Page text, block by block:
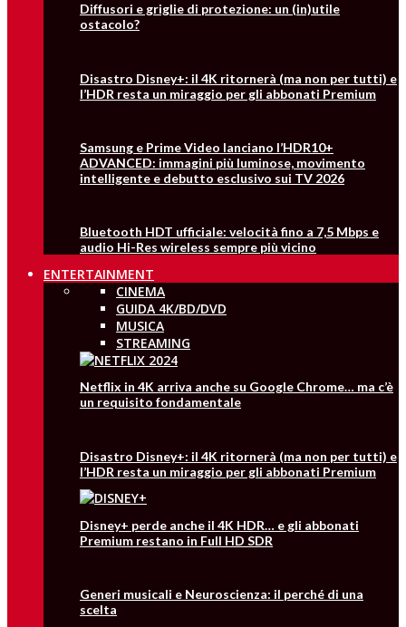
Diffusori e griglie di protezione: un (in)utile
ostacolo?
Disastro Disney+: il 4K ritornerà (ma non per tutti) e
l’HDR resta un miraggio per gli abbonati Premium
Samsung e Prime Video lanciano l’HDR10+
ADVANCED: immagini più luminose, movimento
intelligente e debutto esclusivo sui TV 2026
Bluetooth HDT ufficiale: velocità fino a 7,5 Mbps e
audio Hi-Res wireless sempre più vicino
ENTERTAINMENT
CINEMA
GUIDA 4K/BD/DVD
MUSICA
STREAMING
Netflix in 4K arriva anche su Google Chrome… ma c’è
un requisito fondamentale
Disastro Disney+: il 4K ritornerà (ma non per tutti) e
l’HDR resta un miraggio per gli abbonati Premium
Disney+ perde anche il 4K HDR… e gli abbonati
Premium restano in Full HD SDR
Generi musicali e Neuroscienza: il perché di una
scelta